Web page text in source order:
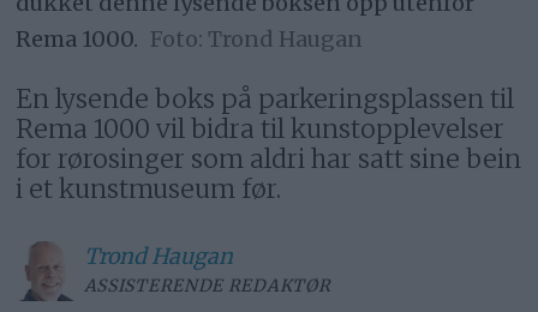
Rema 1000.
Trond Haugan
En lysende boks på parkeringsplassen til
Rema 1000 vil bidra til kunstopplevelser
for rørosinger som aldri har satt sine bein
i et kunstmuseum før.
Trond Haugan
ASSISTERENDE REDAKTØR